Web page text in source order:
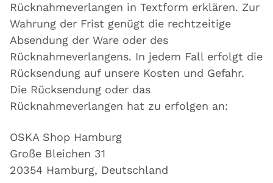
Rücknahmeverlangen in Textform erklären. Zur
Wahrung der Frist genügt die rechtzeitige
Absendung der Ware oder des
Rücknahmeverlangens. In jedem Fall erfolgt die
Rücksendung auf unsere Kosten und Gefahr.
Die Rücksendung oder das
Rücknahmeverlangen hat zu erfolgen an:
OSKA Shop Hamburg
Große Bleichen 31
20354 Hamburg, Deutschland